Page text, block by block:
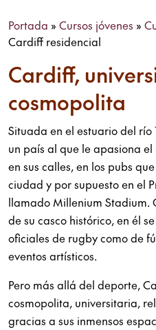
Portada » Cursos jóvenes »
Cardiff residencial
Cardiff,
cosmopolita
Situada en el estuario del
un país al que le apasiona
en sus calles, en los pubs
ciudad y por supuesto en el
llamado Millenium Stadium.
de su casco histórico, en él
oficiales de rugby como de
eventos artísticos.
Pero más allá del deporte,
cosmopolita, universitaria,
gracias a sus inmensos